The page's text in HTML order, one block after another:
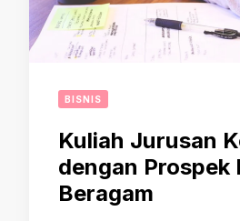
BISNIS
Kuliah Jurusan
dengan Prospek
Beragam